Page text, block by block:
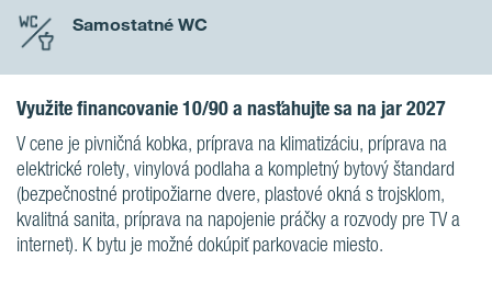
Samostatné WC
Využite financovanie 10/90 a nasťahujte sa na jar 2027
V cene je pivničná kobka, príprava na klimatizáciu, príprava na
elektrické rolety, vinylová podlaha a kompletný bytový štandard
(bezpečnostné protipožiarne dvere, plastové okná s trojsklom,
kvalitná sanita, príprava na napojenie práčky a rozvody pre TV a
internet). K bytu je možné dokúpiť parkovacie miesto.